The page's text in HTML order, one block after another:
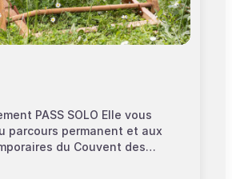
PASS SOLO Elle vous
parcours permanent et aux
du Couvent des
strictement personnelle et